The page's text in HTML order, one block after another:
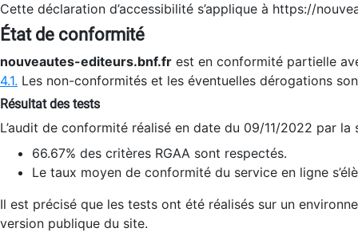
Cette déclaration d’accessibilité s’applique à https://
État de conformité
nouveautes-editeurs.bnf.fr est en conformité partielle
4.1. Les non-conformités et les éventuelles dérogations
Résultat des tests
L’audit de conformité réalisé en date du 09/11/2022 par
66.67% des critères RGAA sont respectés.
Le taux moyen de conformité du service en ligne
Il est précisé que les tests ont été réalisés sur un
version publique du site.